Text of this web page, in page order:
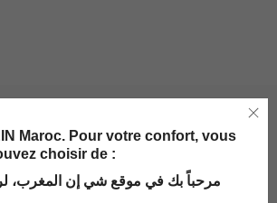
Maroc. Pour votre confort, vous
choisir de :
مرحباً بك في موقع شي إن المغرب،